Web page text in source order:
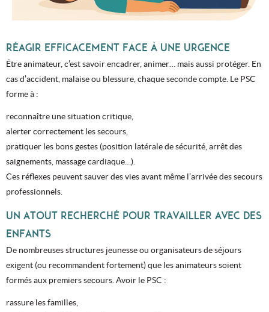
RÉAGIR EFFICACEMENT FACE À UNE URGENCE
Être animateur, c’est savoir encadrer, animer… mais aussi protéger. En
cas d’accident, malaise ou blessure, chaque seconde compte. Le PSC
forme à :
reconnaître une situation critique,
alerter correctement les secours,
pratiquer les bons gestes (position latérale de sécurité, arrêt des
saignements, massage cardiaque…).
Ces réflexes peuvent sauver des vies avant même l’arrivée des secours
professionnels.
UN ATOUT RECHERCHÉ POUR TRAVAILLER AVEC DES
ENFANTS
De nombreuses structures jeunesse ou organisateurs de séjours
exigent (ou recommandent fortement) que les animateurs soient
formés aux premiers secours. Avoir le PSC :
rassure les familles,